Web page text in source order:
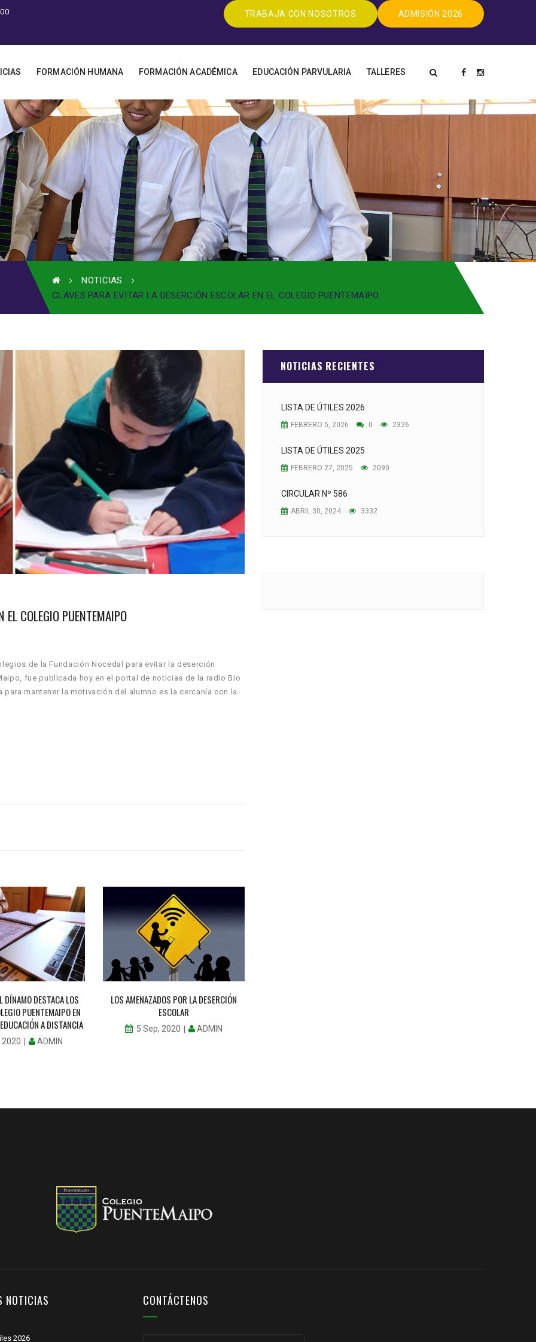
TRABAJA CON NOSOTROS ADMISIÓN 2026
FORMACIÓN HUMANA FORMACIÓN ACADÉMICA EDUCACIÓN PARVULARIA TALLERES
NOTICIAS
CLAVES PARA EVITAR LA DESERCIÓN ESCOLAR EN EL COLEGIO PUENTEMAIPO
EL COLEGIO PUENTEMAIPO
de la Fundación Nocedal para evitar la deserción
fue publicada hoy en el portal de noticias de la radio Bio
mantener la motivación del alumno es la cercanía con la
DÍNAMO DESTACA LOS
PUENTEMAIPO EN
A DISTANCIA
ADMIN
LOS AMENAZADOS POR LA DESERCIÓN
ESCOLAR
5 Sep, 2020 ADMIN
NOTICIAS RECIENTES
LISTA DE ÚTILES 2026
FEBRERO 5, 2026 0 2326
LISTA DE ÚTILES 2025
FEBRERO 27, 2025 2090
CIRCULAR Nº 586
ABRIL 30, 2024 3332
NOTICIAS
2026
CONTÁCTENOS